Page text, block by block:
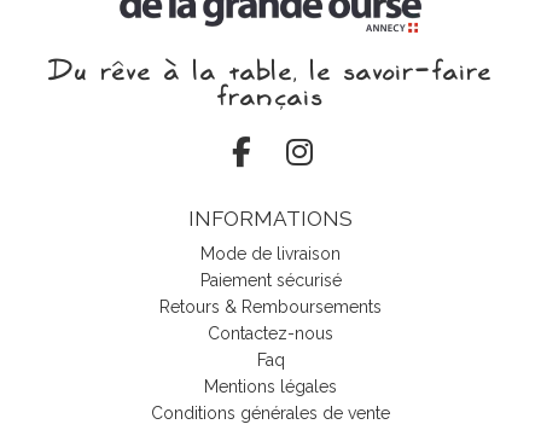
Du rêve à la table, le savoir‑faire
français
INFORMATIONS
Mode de livraison
Paiement sécurisé
Retours & Remboursements
Contactez-nous
Faq
Mentions légales
Conditions générales de vente